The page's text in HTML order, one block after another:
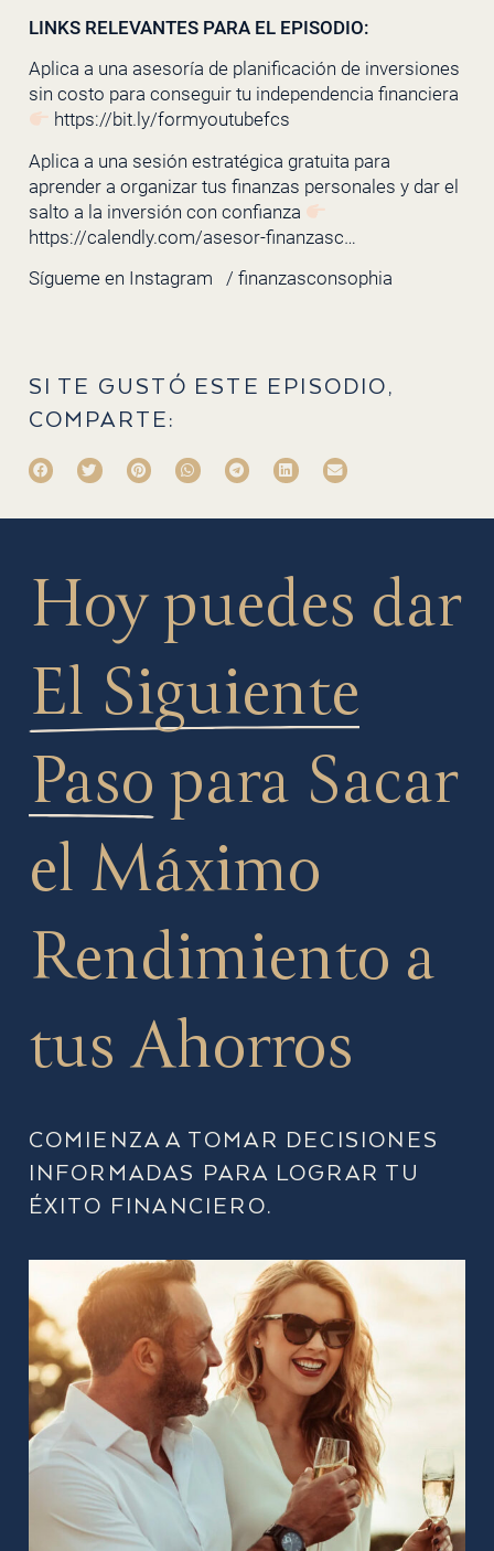
LINKS RELEVANTES PARA EL EPISODIO:
Aplica a una asesoría de planificación de inversiones
sin costo para conseguir tu independencia financiera
https://bit.ly/formyoutubefcs
Aplica a una sesión estratégica gratuita para
aprender a organizar tus finanzas personales y dar el
salto a la inversión con confianza
https://calendly.com/asesor-finanzasc…
Sígueme en Instagram
/ finanzasconsophia
SI TE GUSTÓ ESTE EPISODIO,
COMPARTE:
Hoy puedes dar
El Siguiente
Paso para Sacar
el Máximo
Rendimiento a
tus Ahorros
COMIENZA A TOMAR DECISIONES
INFORMADAS PARA LOGRAR TU
ÉXITO FINANCIERO.